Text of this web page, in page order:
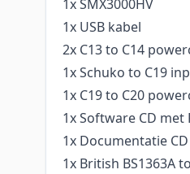
1x SMX3000HV
1x USB kabel
2x C13 to C14
1x Schuko to C19
1x C19 to C20
1x Software CD
1x Documentatie CD
1x British BS1363A